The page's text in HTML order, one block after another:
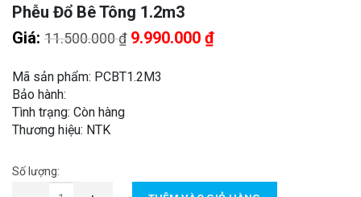
Phễu Đổ Bê Tông 1.2m3
Giá: 11.500.000₫ Giá
là:
9.990.000 ₫Giá
Mã sản phẩm: PCBT1.2M3
Bảo hành:
Tình trạng: Còn hàng
Thương hiệu: NTK
Số lượng:
Phễu Đổ Bê Tông 1.2m3 số lượng